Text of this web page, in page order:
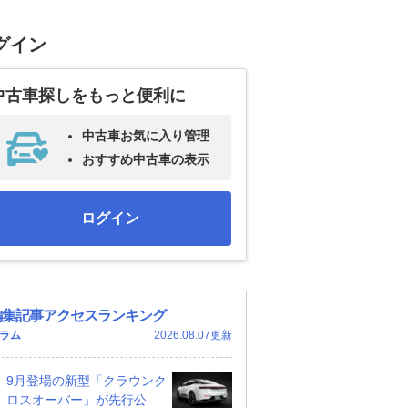
イン
古車探しをもっと便利に
中古車お気に入り管理
おすすめ中古車の表示
ログイン
記事アクセスランキング
ム 2026.08.07更新
9月登場の新型「クラウンク
ロスオーバー」が先行公